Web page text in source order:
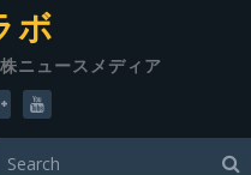
ボ
ニュースメディア